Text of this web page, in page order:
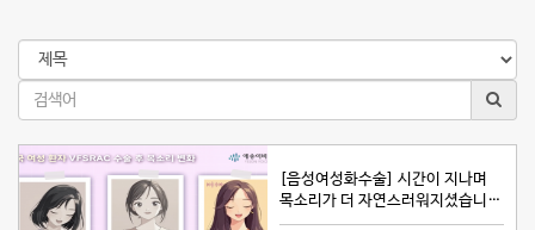
[음성여성화수술] 시간이 지나며
목소리가 더 자연스러워지셨습니…